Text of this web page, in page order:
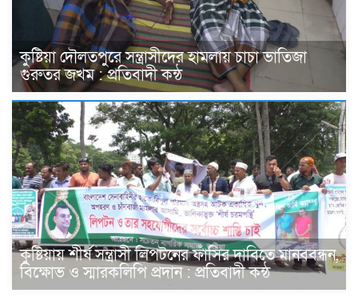
কুষ্টিয়া দৌলতপুরে সন্ত্রাসীদের হামলায় চাচা ভাতিজা
গুরুতর জখম : প্রতিবাদী কন্ঠ
কুষ্টিয়ায় শীর্ষ সন্ত্রাসী লিপটনের ফাঁসির দাবিতে মানববন্ধন,
বিক্ষোভ ও স্মারকলিপি প্রদান : প্রতিবাদী কন্ঠ